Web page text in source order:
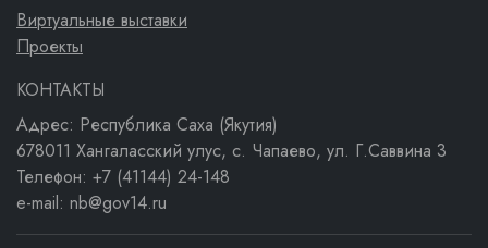
Виртуальные выставки
Проекты
КОНТАКТЫ
Адрес: Республика Саха (Якутия)
678011 Хангаласский улус, с. Чапаево, ул. Г.Саввина 3
Телефон: +7 (41144) 24-148
e-mail: nb@gov14.ru